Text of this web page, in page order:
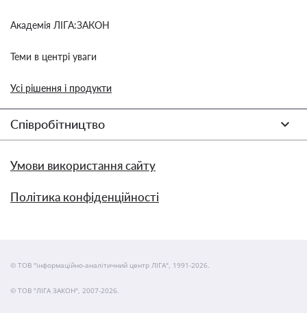
Академія ЛІГА:ЗАКОН
Теми в центрі уваги
Усі рішення і продукти
Співробітництво
Умови використання сайту
Політика конфіденційності
© ТОВ "інформаційно-аналітичний центр ЛІГА", 1991-2026.
© ТОВ "ЛІГА ЗАКОН", 2007-2026.